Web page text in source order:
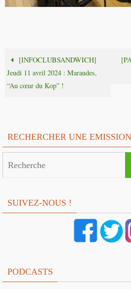
[INFOCLUBSANDWICH]
Jeudi 11 avril 2024 : Maraudes,
“Au cœur du Kop” !
RECHERCHER UNE EMISSION
SUIVEZ-NOUS !
PODCASTS